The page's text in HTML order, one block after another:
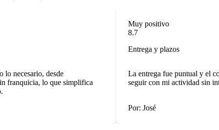
necesario, desde
franquicia, lo que simplifica
Muy positivo
8.7
Entrega y plazos
La entrega fue puntual y el
seguir con mi actividad sin
Por: José